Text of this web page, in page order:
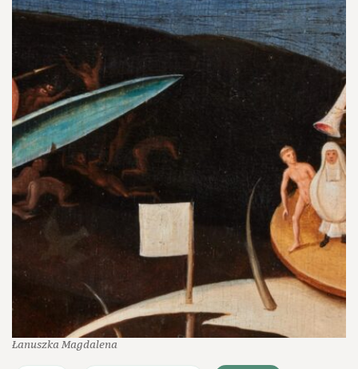
Łanuszka Magdalena